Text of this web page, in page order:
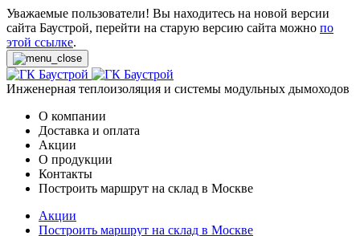
Уважаемые пользователи! Вы находитесь на новой версии
сайта Баустрой, перейти на старую версию сайта можно по
этой ссылке.
Инженерная теплоизоляция и системы модульных дымоходов
О компании
Доставка и оплата
Акции
О продукции
Контакты
Построить маршрут на склад в Москве
Акции
Построить маршрут на склад в Москве